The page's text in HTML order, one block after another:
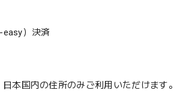
）決済
日本国内の住所のみご利用いただけます。